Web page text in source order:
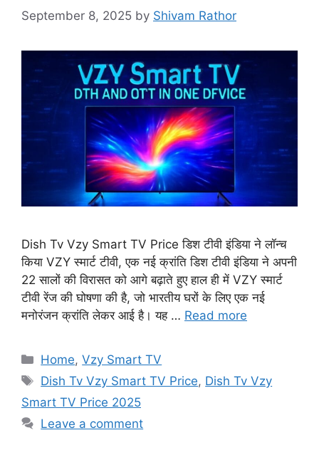
September 8, 2025 by Shivam Rathor
Dish Tv Vzy Smart TV Price डिश टीवी इंडिया ने लॉन्च
किया VZY स्मार्ट टीवी, एक नई क्रांति डिश टीवी इंडिया ने अपनी
22 सालों की विरासत को आगे बढ़ाते हुए हाल ही में VZY स्मार्ट
टीवी रेंज की घोषणा की है, जो भारतीय घरों के लिए एक नई
मनोरंजन क्रांति लेकर आई है। यह … Read more
Categories
Home,Vzy Smart TV
Tags
Dish Tv Vzy Smart TV Price, Dish Tv Vzy
Smart TV Price 2025
Leave a comment